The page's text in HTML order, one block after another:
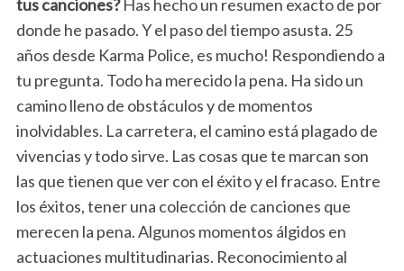
tus canciones?Has hecho un resumen exacto de por
donde he pasado. Y el paso del tiempo asusta. 25
años desde Karma Police, es mucho! Respondiendo a
tu pregunta. Todo ha merecido la pena. Ha sido un
camino lleno de obstáculos y de momentos
inolvidables. La carretera, el camino está plagado de
vivencias y todo sirve. Las cosas que te marcan son
las que tienen que ver con el éxito y el fracaso. Entre
los éxitos, tener una colección de canciones que
merecen la pena. Algunos momentos álgidos en
actuaciones multitudinarias. Reconocimiento al